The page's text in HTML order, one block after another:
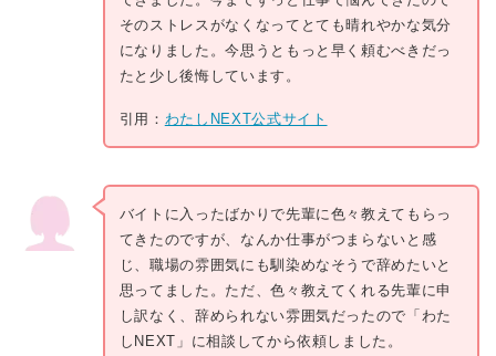
そのストレスがなくなってとても晴れやかな気分
になりました。今思うともっと早く頼むべきだっ
たと少し後悔しています。
引用： わたしNEXT公式サイト
バイトに入ったばかりで先輩に色々教えてもらっ
てきたのですが、なんか仕事がつまらないと感
じ、職場の雰囲気にも馴染めなそうで辞めたいと
思ってました。ただ、色々教えてくれる先輩に申
し訳なく、辞められない雰囲気だったので「わた
しNEXT」に相談してから依頼しました。